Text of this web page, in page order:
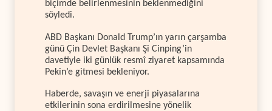
biçimde belirlenmesinin beklenmediğini
söyledi.
ABD Başkanı Donald Trump’ın yarın çarşamba
günü Çin Devlet Başkanı Şi Cinping’in
davetiyle iki günlük resmî ziyaret kapsamında
Pekin’e gitmesi bekleniyor.
Haberde, savaşın ve enerji piyasalarına
etkilerinin sona erdirilmesine yönelik